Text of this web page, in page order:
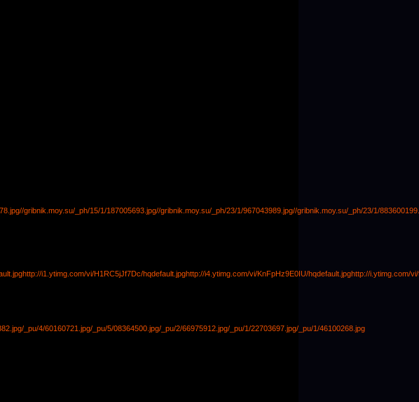
//gribnik.moy.su/_ph/15/1/187005693.jpg//gribnik.moy.su/_ph/23/1/967043989.jpg//gribnik.moy.su/_ph/23/1/
http://i1.ytimg.com/vi/H1RC5jJf7Dc/hqdefault.jpghttp://i4.ytimg.com/vi/KnFpHz9E0IU/hqdefault.jpghttp://i.ytimg.com/
/_pu/4/60160721.jpg/_pu/5/08364500.jpg/_pu/2/66975912.jpg/_pu/1/22703697.jpg/_pu/1/46100268.jpg